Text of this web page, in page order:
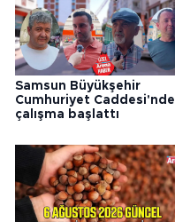
Samsun Büyükşehir
Cumhuriyet Caddesi'nde
çalışma başlattı